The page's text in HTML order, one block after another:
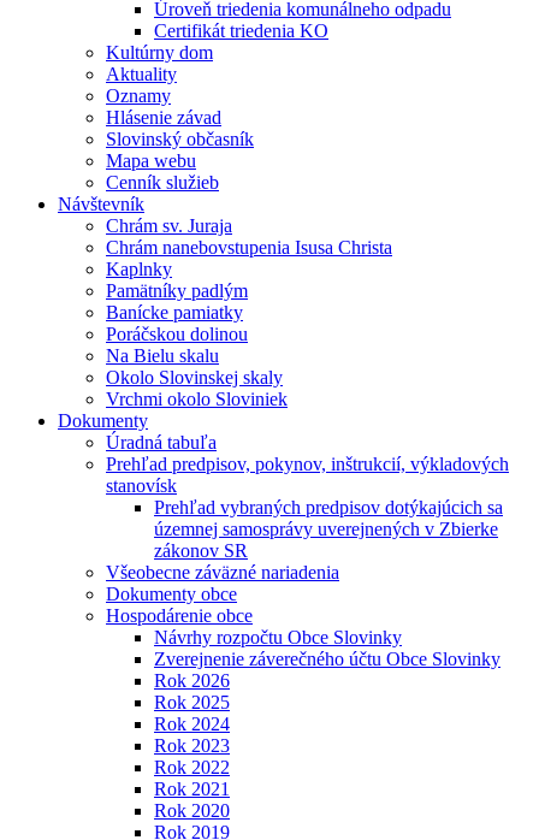
Úroveň triedenia komunálneho odpadu
Certifikát triedenia KO
Kultúrny dom
Aktuality
Oznamy
Hlásenie závad
Slovinský občasník
Mapa webu
Cenník služieb
Návštevník
Chrám sv. Juraja
Chrám nanebovstupenia Isusa Christa
Kaplnky
Pamätníky padlým
Banícke pamiatky
Poráčskou dolinou
Na Bielu skalu
Okolo Slovinskej skaly
Vrchmi okolo Sloviniek
Dokumenty
Úradná tabuľa
Prehľad predpisov, pokynov, inštrukcií, výkladových
stanovísk
Prehľad vybraných predpisov dotýkajúcich sa
územnej samosprávy uverejnených v Zbierke
zákonov SR
Všeobecne záväzné nariadenia
Dokumenty obce
Hospodárenie obce
Návrhy rozpočtu Obce Slovinky
Zverejnenie záverečného účtu Obce Slovinky
Rok 2026
Rok 2025
Rok 2024
Rok 2023
Rok 2022
Rok 2021
Rok 2020
Rok 2019